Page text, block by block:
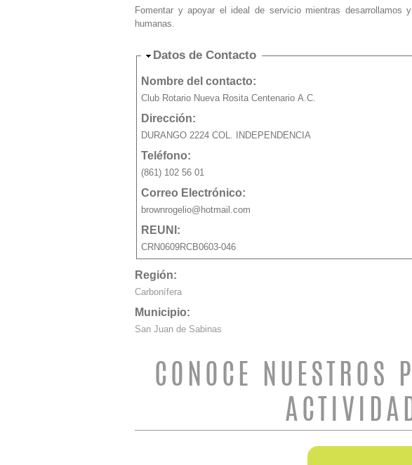
Fomentar y apoyar el ideal de servicio mientras desarrollamos
humanas.
Ocultar
Datos de Contacto
Nombre del contacto:
Club Rotario Nueva Rosita Centenario A.C.
Dirección:
DURANGO 2224 COL. INDEPENDENCIA
Teléfono:
(861) 102 56 01
Correo Electrónico:
brownrogelio@hotmail.com
REUNI:
CRN0609RCB0603-046
Región:
Carbonífera
Municipio:
San Juan de Sabinas
CONOCE NUESTROS